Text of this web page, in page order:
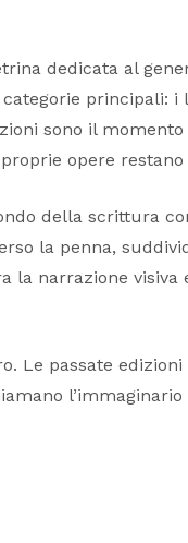
dedicata al
principali:
sono il
opere
della scrittura
la penna,
la narrazione
Le passate